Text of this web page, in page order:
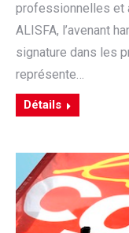
professionnelles et
ALISFA, l’avenant
signature dans les
représente…
Détails